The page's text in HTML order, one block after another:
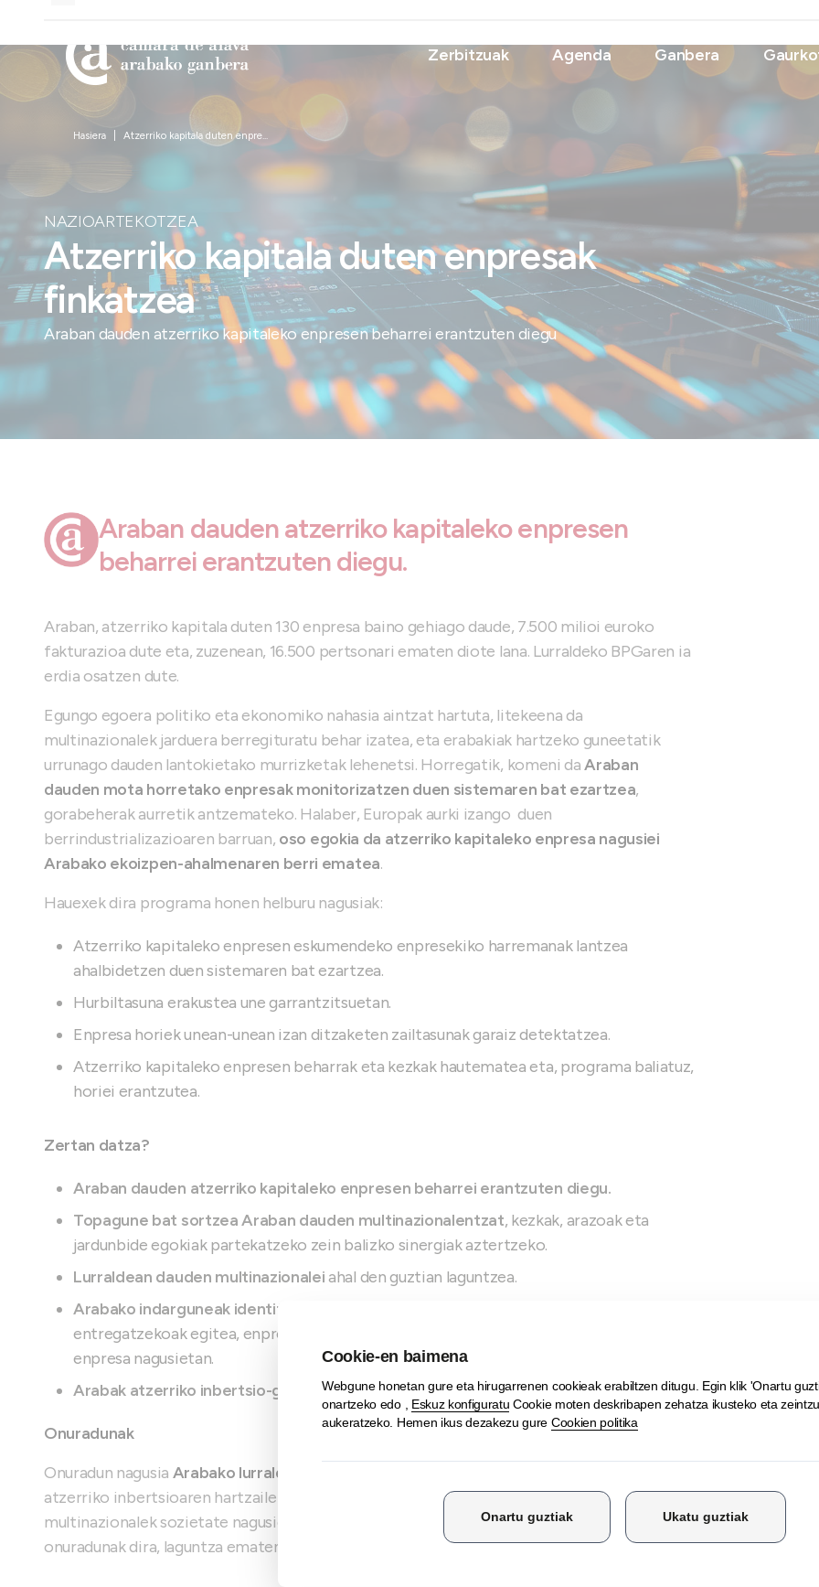
Zerbitzuak Agenda Ganbera
Hasiera Atzerriko kapitala duten enpre...
NAZIOARTEKOTZEA
Atzerriko kapitala duten enpresak
finkatzea
Araban dauden atzerriko kapitaleko enpresen beharrei erantzuten diegu
Araban dauden atzerriko kapitaleko enpresen
beharrei erantzuten diegu.
Araban, atzerriko kapitala duten 130 enpresa baino gehiago daude, 7.500 milioi euroko
fakturazioa dute eta, zuzenean, 16.500 pertsonari ematen diote lana. Lurraldeko BPGaren ia
erdia osatzen dute.
Egungo egoera politiko eta ekonomiko nahasia aintzat hartuta, litekeena da
multinazionalek jarduera berregituratu behar izatea, eta erabakiak hartzeko guneetatik
urrunago dauden lantokietako murrizketak lehenetsi. Horregatik, komeni daAraban
dauden mota horretako enpresak monitorizatzen duen sistemaren bat ezartzea,
gorabeherak aurretik antzemateko. Halaber, Europak aurki izango duen
berrindustrializazioaren barruan, oso egokia da atzerriko kapitaleko enpresa nagusiei
Arabako ekoizpen-ahalmenaren berri ematea.
Hauexek dira programa honen helburu nagusiak:
Atzerriko kapitaleko enpresen eskumendeko enpresekiko harremanak lantzea
ahalbidetzen duen sistemaren bat ezartzea.
Hurbiltasuna erakustea une garrantzitsuetan.
Enpresa horiek unean-unean izan ditzaketen zailtasunak garaiz detektatzea.
Atzerriko kapitaleko enpresen beharrak eta kezkak hautematea eta, programa baliatuz,
horiei erantzutea.
Zertan datza?
Araban dauden atzerriko kapitaleko enpresen beharrei erantzuten diegu.
Topagune bat sortzea Araban dauden multinazionalentzat, kezkak, arazoak eta
jardunbide egokiak partekatzeko zein balizko sinergiak aztertzeko.
Lurraldean dauden multinazionaleiahal den guztian laguntzea.
Arabako indarguneak identifikatzea eta indartzea
entregatzekoak egitea, enpresek erabakiak hartzen dituztenekin partekatu ditzaten
enpresa nagusietan.
Arabak atzerriko inbertsio-gune gisa dituen ahuleziak identifikatzea eta arintzea.
Onuradunak
Onuradun nagusia Arabako lurraldea
atzerriko inbertsioaren hartzaile gisa sustatzea eta gure lurraldean lekutu diren
multinazionalek sozietate nagusien barruan garrantzia irabaz dezaten.Multinazionalak
ere
onuradunak dira, laguntza ematen baitzaie hainbat gaitan.